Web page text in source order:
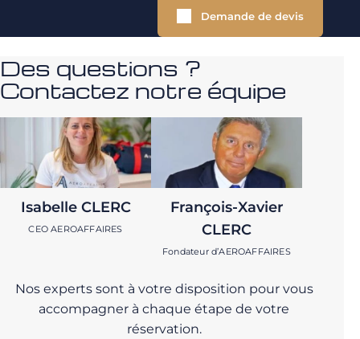
Demande de devis
Des questions ?
Contactez notre équipe
Isabelle CLERC
CEO AEROAFFAIRES
François-Xavier
CLERC
Fondateur d’AEROAFFAIRES
Nos experts sont à votre disposition pour vous
accompagner à chaque étape de votre
réservation.